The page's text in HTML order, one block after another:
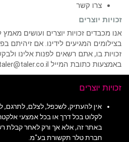
צרו קשר
זכויות יוצרים
אנו מכבדים זכויות יוצרים ועושים
בצילומים המגיעים לידינו. אם זיהיתם
זכויות בו, אתם רשאים לפנות אלינו
באמצעות כתובת המייל taler@taler.co.il
זכויות יוצרים
אין להעתיק, לשכפל, לצלם, לתרגם,
לקלוט בכל דרך או בכל אמצעי
באתר זה, אלא אך ורק לאחר קבלת
חברת טלר תקשורת בע"מ.